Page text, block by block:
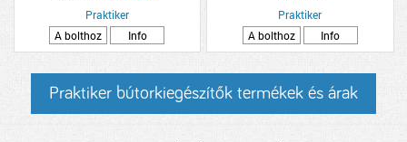
Praktiker
A bolthoz
Info
Praktiker
A bolthoz
Info
Praktiker bútorkiegészítők termékek és árak